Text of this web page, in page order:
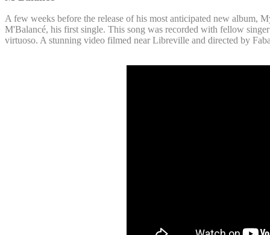
A few weeks before the release of his most anticipated new album,
M'Balancé, his first single. This song was recorded with fellow
virtuoso. A stunning video filmed near Libreville and directed by